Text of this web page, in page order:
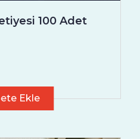
100 Adet
Ekle